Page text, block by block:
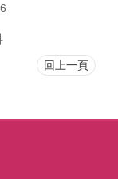
回上一頁